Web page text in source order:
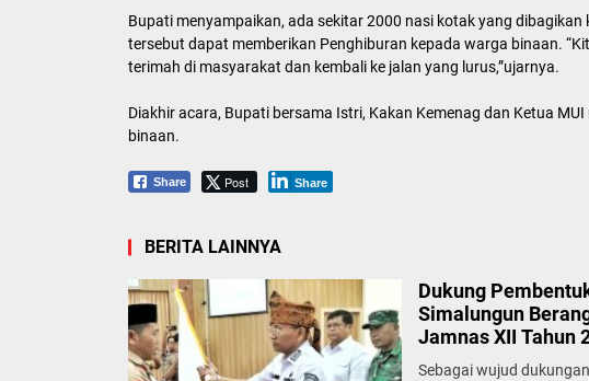
Bupati menyampaikan, ada sekitar 2000 nasi kotak yang
tersebut dapat memberikan Penghiburan kepada warga binaan.
terimah di masyarakat dan kembali ke jalan yang lurus,”ujarnya.
Diakhir acara, Bupati bersama Istri, Kakan Kemenag dan Ketua
binaan.
Share Post Share
BERITA LAINNYA
Dukung
Simalungun
Jamnas XII Tahun
Sebagai wujud